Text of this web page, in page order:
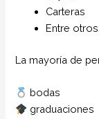
Carteras
Entre otros.
La mayoría de
bodas
graduaciones